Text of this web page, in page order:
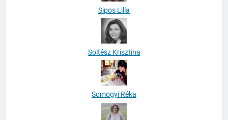
Sipos Lilla
Soltész Krisztina
Somogyi Réka